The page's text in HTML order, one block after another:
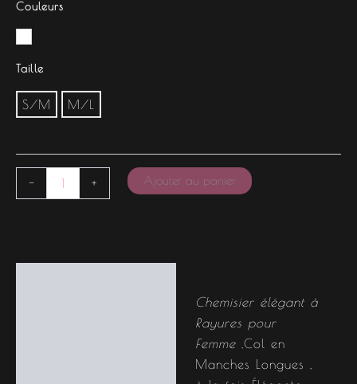
Couleurs
Taille
S/M M/L
- + Ajouter au panier
Chemisier élégant à
Rayures pour
Femme ,Col en
Manches Longues ,